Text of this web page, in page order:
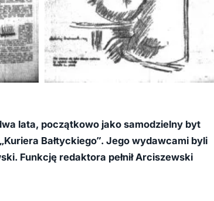
lata, początkowo jako samodzielny byt
Bałtyckiego”. Jego wydawcami byli
Funkcję redaktora pełnił Arciszewski